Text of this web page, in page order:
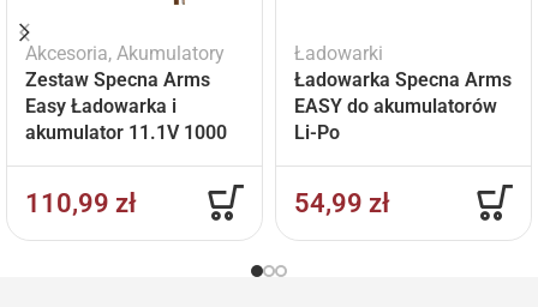
Akcesoria, Akumulatory
Zestaw Specna Arms
Easy Ładowarka i
akumulator 11.1V 1000
110,99 zł
Ładowarki
Ładowarka Specna Arms
EASY do akumulatorów
Li-Po
54,99 zł